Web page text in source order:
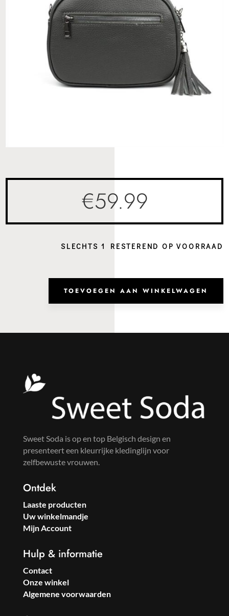
€59.99
SLECHTS 1 RESTEREND OP VOORRAAD
TOEVOEGEN AAN WINKELWAGEN
Sweet Soda is op en top Belgisch design en
presenteert een kleurrijke kledinglijn voor
zelfbewuste vrouwen.
Ontdek
Laaste producten
Uw winkelmandje
Mijn Account
Hulp & informatie
Contact
Onze winkel
Algemene voorwaarden